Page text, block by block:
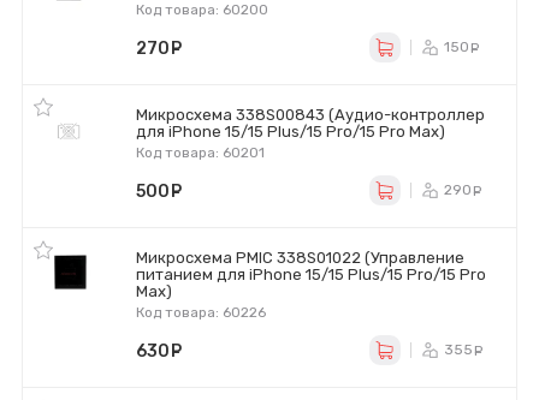
Код товара: 60200
270 150
Микросхема 338S00843 (Аудио-контроллер
для iPhone 15/15 Plus/15 Pro/15 Pro Max)
Код товара: 60201
500 290
Микросхема PMIC 338S01022 (Управление
питанием для iPhone 15/15 Plus/15 Pro/15 Pro
Max)
Код товара: 60226
630 355